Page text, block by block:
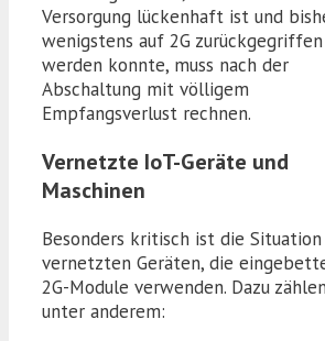
Versorgung lückenhaft ist und
wenigstens auf 2G zurückgegriffen
werden konnte, muss nach der
Abschaltung mit völligem
Empfangsverlust rechnen.
Vernetzte IoT-Geräte und
Maschinen
Besonders kritisch ist die
vernetzten Geräten, die
2G-Module verwenden. Dazu zählen
unter anderem: